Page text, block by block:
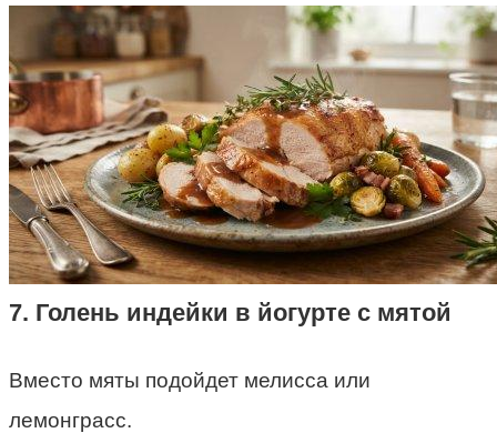
7. Голень индейки в йогурте с мятой
Вместо мяты подойдет мелисса или
лемонграсс.